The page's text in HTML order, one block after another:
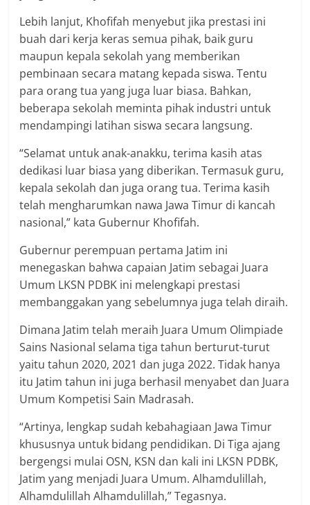
Lebih lanjut, Khofifah menyebut jika prestasi ini
buah dari kerja keras semua pihak, baik guru
maupun kepala sekolah yang memberikan
pembinaan secara matang kepada siswa. Tentu
para orang tua yang juga luar biasa. Bahkan,
beberapa sekolah meminta pihak industri untuk
mendampingi latihan siswa secara langsung.
“Selamat untuk anak-anakku, terima kasih atas
dedikasi luar biasa yang diberikan. Termasuk guru,
kepala sekolah dan juga orang tua. Terima kasih
telah mengharumkan nawa Jawa Timur di kancah
nasional,” kata Gubernur Khofifah.
Gubernur perempuan pertama Jatim ini
menegaskan bahwa capaian Jatim sebagai Juara
Umum LKSN PDBK ini melengkapi prestasi
membanggakan yang sebelumnya juga telah diraih.
Dimana Jatim telah meraih Juara Umum Olimpiade
Sains Nasional selama tiga tahun berturut-turut
yaitu tahun 2020, 2021 dan juga 2022. Tidak hanya
itu Jatim tahun ini juga berhasil menyabet dan Juara
Umum Kompetisi Sain Madrasah.
“Artinya, lengkap sudah kebahagiaan Jawa Timur
khususnya untuk bidang pendidikan. Di Tiga ajang
bergengsi mulai OSN, KSN dan kali ini LKSN PDBK,
Jatim yang menjadi Juara Umum. Alhamdulillah,
Alhamdulillah Alhamdulillah,” Tegasnya.